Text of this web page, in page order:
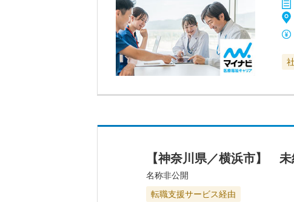
【神奈川県／横浜市】
名称非公開
転職支援サービス経由